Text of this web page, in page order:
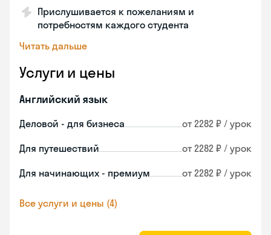
Прислушивается к пожеланиям и
потребностям каждого студента
Читать дальше
Услуги и цены
Английский язык
Деловой - для бизнеса от 2282 ₽ / урок
Для путешествий от 2282 ₽ / урок
Для начинающих - премиум от 2282 ₽ / урок
Все услуги и цены (4)